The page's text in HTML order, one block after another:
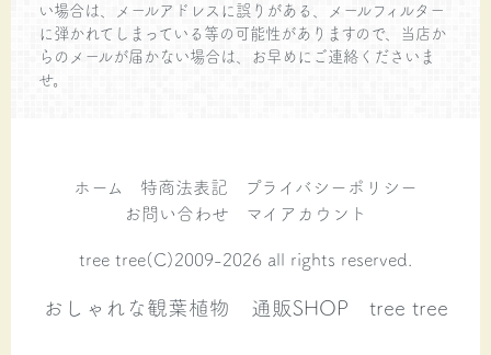
い場合は、メールアドレスに誤りがある、メールフィルター
に弾かれてしまっている等の可能性がありますので、当店か
らのメールが届かない場合は、お早めにご連絡くださいま
せ。
ホーム 特商法表記
プライバシーポリシー
お問い合わせ
マイアカウント
tree tree(C)2009-2026 all rights reserved.
おしゃれな観葉植物 通販SHOP tree tree